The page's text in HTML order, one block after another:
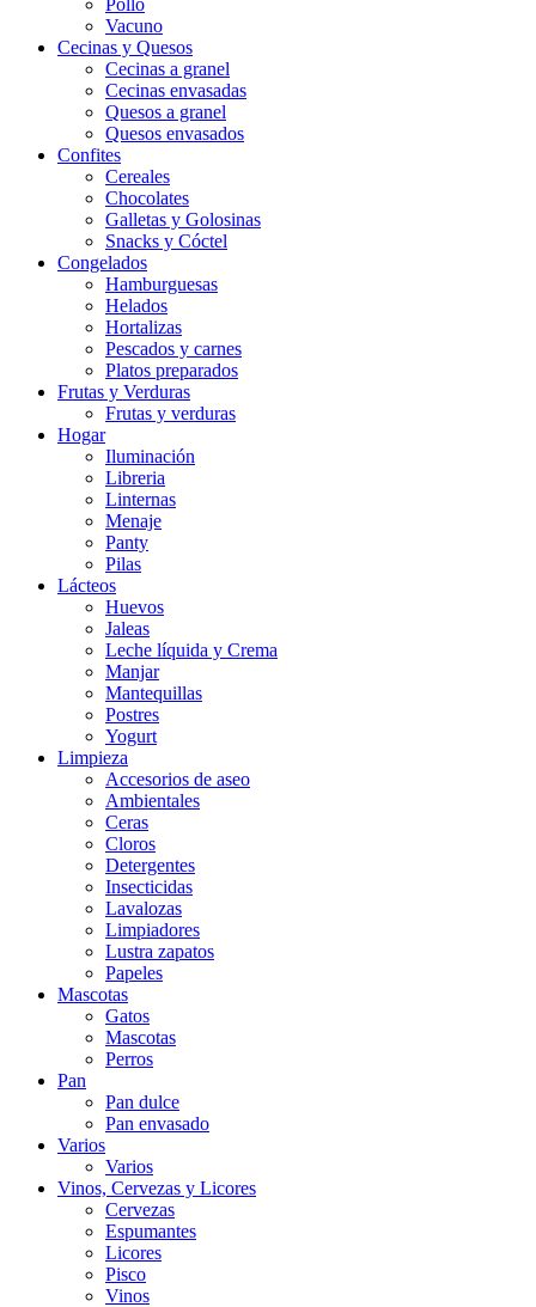
Pollo
Vacuno
Cecinas y Quesos
Cecinas a granel
Cecinas envasadas
Quesos a granel
Quesos envasados
Confites
Cereales
Chocolates
Galletas y Golosinas
Snacks y Cóctel
Congelados
Hamburguesas
Helados
Hortalizas
Pescados y carnes
Platos preparados
Frutas y Verduras
Frutas y verduras
Hogar
Iluminación
Libreria
Linternas
Menaje
Panty
Pilas
Lácteos
Huevos
Jaleas
Leche líquida y Crema
Manjar
Mantequillas
Postres
Yogurt
Limpieza
Accesorios de aseo
Ambientales
Ceras
Cloros
Detergentes
Insecticidas
Lavalozas
Limpiadores
Lustra zapatos
Papeles
Mascotas
Gatos
Mascotas
Perros
Pan
Pan dulce
Pan envasado
Varios
Varios
Vinos, Cervezas y Licores
Cervezas
Espumantes
Licores
Pisco
Vinos